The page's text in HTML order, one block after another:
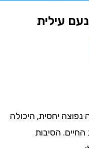
עילית
יחסית, היכולה
הסיבות